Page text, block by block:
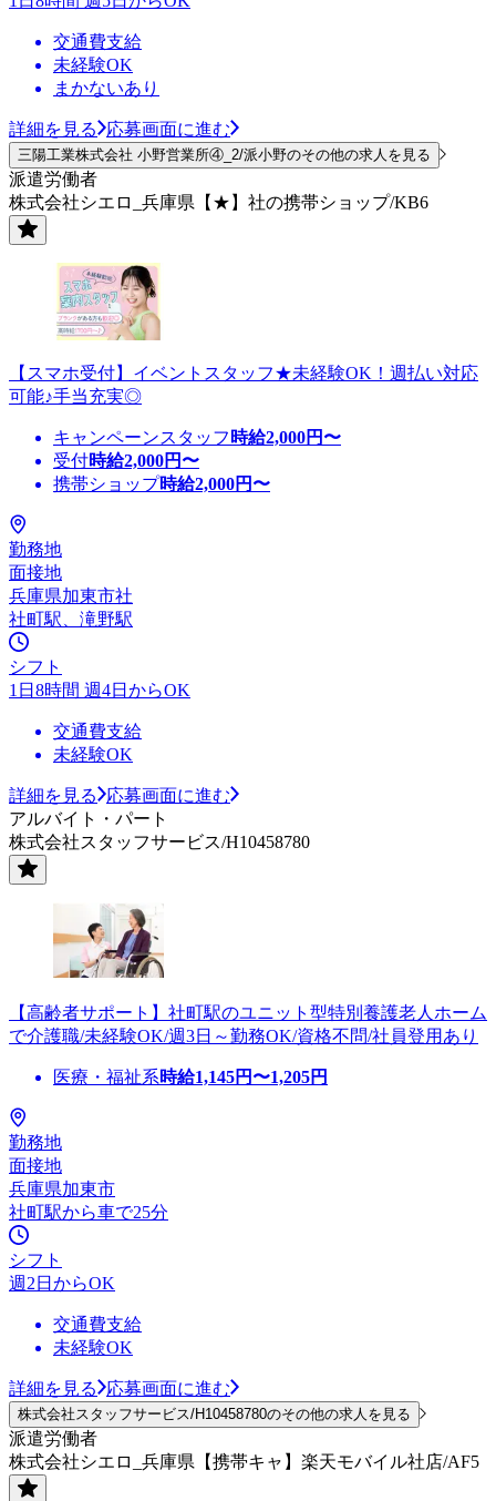
交通費支給
未経験OK
まかないあり
詳細を見る 応募画面に進む
三陽工業株式会社 小野営業所④_2/派小野のその他の求人を見る
派遣労働者
株式会社シエロ_兵庫県【★】社の携帯ショップ/KB6
【スマホ受付】イベントスタッフ★未経験OK！週払い対応
可能♪手当充実◎
キャンペーンスタッフ 時給2,000円〜
受付時給2,000円〜
携帯ショップ時給2,000円〜
勤務地
面接地
兵庫県加東市社
社町駅、滝野駅
シフト
1日8時間 週4日からOK
交通費支給
未経験OK
詳細を見る
応募画面に進む
アルバイト・パート
株式会社スタッフサービス/H10458780
【高齢者サポート】社町駅のユニット型特別養護老人ホーム
で介護職/未経験OK/週3日～勤務OK/資格不問/社員登用あり
医療・福祉系時給1,145円〜1,205円
勤務地
面接地
兵庫県加東市
社町駅から車で25分
シフト
週2日からOK
交通費支給
未経験OK
詳細を見る 応募画面に進む
株式会社スタッフサービス/H10458780のその他の求人を見る
派遣労働者
株式会社シエロ_兵庫県【携帯キャ】楽天モバイル社店/AF5